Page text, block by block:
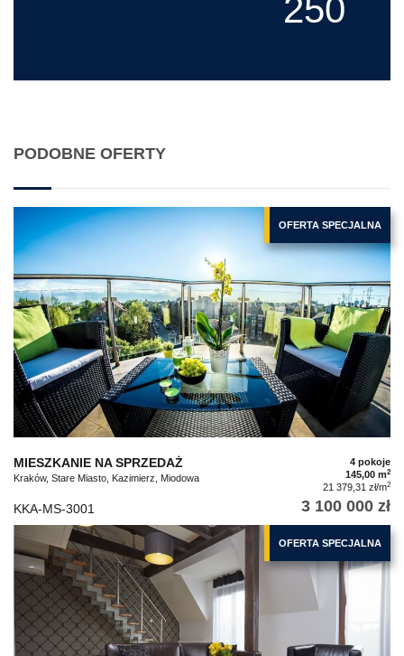
250
PODOBNE OFERTY
OFERTA SPECJALNA
MIESZKANIE NA SPRZEDAŻ
Kraków, Stare Miasto, Kazimierz, Miodowa
4 pokoje
145,00 m2
21 379,31 zł/m2
KKA-MS-3001 3 100 000 zł
OFERTA SPECJALNA